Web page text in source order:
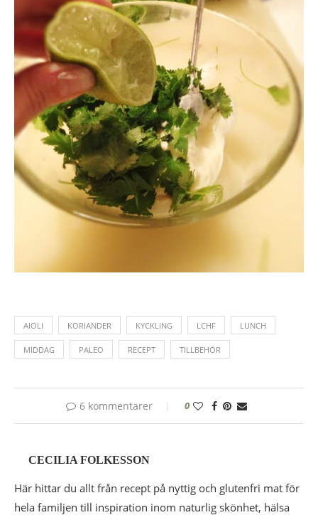
AIOLI KORIANDER KYCKLING LCHF LUNCH
MIDDAG PALEO RECEPT TILLBEHÖR
6 kommentarer 0
CECILIA FOLKESSON
Här hittar du allt från recept på nyttig och glutenfri mat för
hela familjen till inspiration inom naturlig skönhet, hälsa